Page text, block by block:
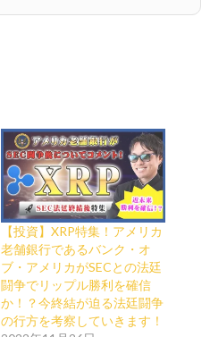
【投資】XRP特集！アメリカ
老舗銀行であるバンク・オ
ブ・アメリカがSECとの法廷
闘争でリップル勝利を確信
か！？今終結が迫る法廷闘争
の行方を考察していきます！